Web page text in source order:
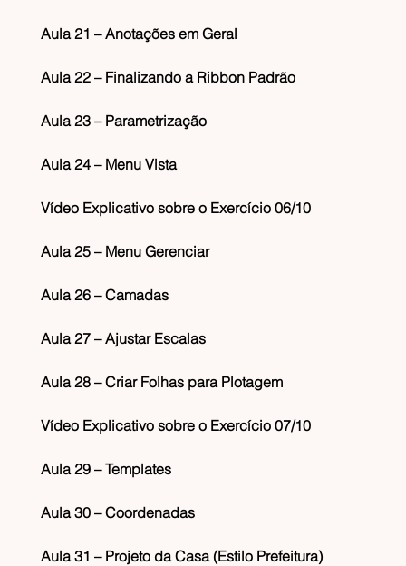
Aula 21 – Anotações em Geral
Aula 22 – Finalizando a Ribbon Padrão
Aula 23 – Parametrização
Aula 24 – Menu Vista
Vídeo Explicativo sobre o Exercício 06/10
Aula 25 – Menu Gerenciar
Aula 26 – Camadas
Aula 27 – Ajustar Escalas
Aula 28 – Criar Folhas para Plotagem
Vídeo Explicativo sobre o Exercício 07/10
Aula 29 – Templates
Aula 30 – Coordenadas
Aula 31 – Projeto da Casa (Estilo Prefeitura)